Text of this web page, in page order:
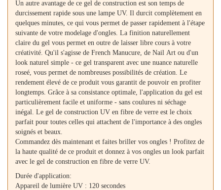
Un autre avantage de ce gel de construction est son temps de
durcissement rapide sous une lampe UV. Il durcit complètement en
quelques minutes, ce qui vous permet de passer rapidement à l'étape
suivante de votre modelage d'ongles. La finition naturellement
claire du gel vous permet en outre de laisser libre cours à votre
créativité. Qu'il s'agisse de French Manucure, de Nail Art ou d'un
look naturel simple - ce gel transparent avec une nuance naturelle
roseé, vous permet de nombreuses possibilités de création. Le
rendement élevé de ce produit vous garantit de pouvoir en profiter
longtemps. Grâce à sa consistance optimale, l'application du gel est
particulièrement facile et uniforme - sans coulures ni séchage
inégal. Le gel de construction UV en fibre de verre est le choix
parfait pour toutes celles qui attachent de l'importance à des ongles
soignés et beaux.
Commandez dès maintenant et faites briller vos ongles ! Profitez de
la haute qualité de ce produit et donnez à vos ongles un look parfait
avec le gel de construction en fibre de verre UV.
Durée d'application:
Appareil de lumière UV : 120 secondes